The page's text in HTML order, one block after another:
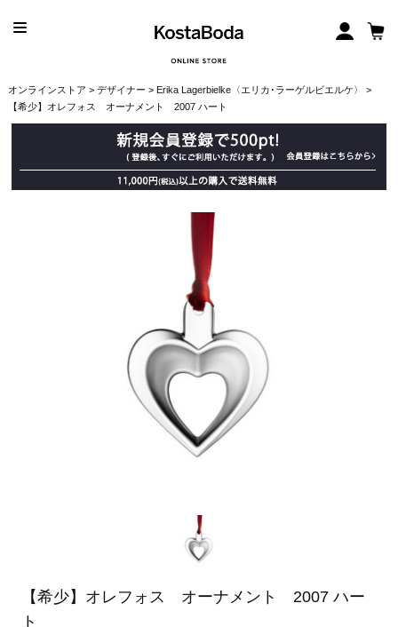
オンラインストア > デザイナー > Erika Lagerbielke〈エリカ･ラーゲルビエルケ〉
>
【希少】オレフォス オーナメント 2007 ハート
【希少】オレフォス オーナメント 2007 ハー
ト